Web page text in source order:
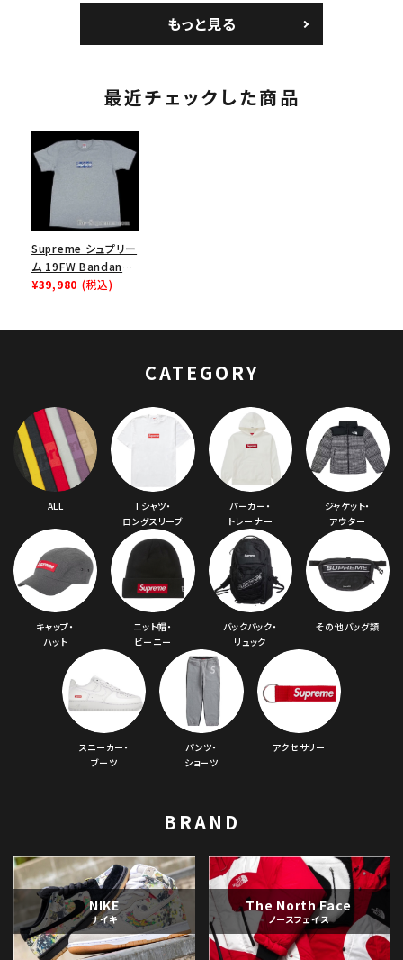
もっと見る
最近チェックした商品
Supreme シュプリー
ム 19FW Bandana
Box Logo Tee バン
¥39,980 (税込)
CATEGORY
ALL
Tシャツ・
ロングスリーブ
パーカー・
トレーナー
ジャケット・
アウター
キャップ・
ハット
ニット帽・
ビーニー
バックパック・
リュック
その他バッグ類
スニーカー・
ブーツ
パンツ・
ショーツ
アクセサリー
BRAND
NIKE
ナイキ
The North Face
ノースフェイス